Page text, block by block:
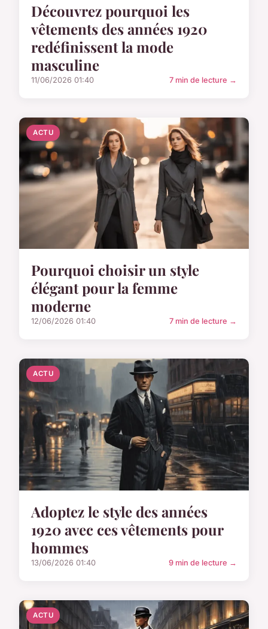
Découvrez pourquoi les
vêtements des années 1920
redéfinissent la mode
masculine
11/06/2026 01:40 7 min de lecture →
ACTU
Pourquoi choisir un style
élégant pour la femme
moderne
12/06/2026 01:40 7 min de lecture →
ACTU
Adoptez le style des années
1920 avec ces vêtements pour
hommes
13/06/2026 01:40 9 min de lecture →
ACTU